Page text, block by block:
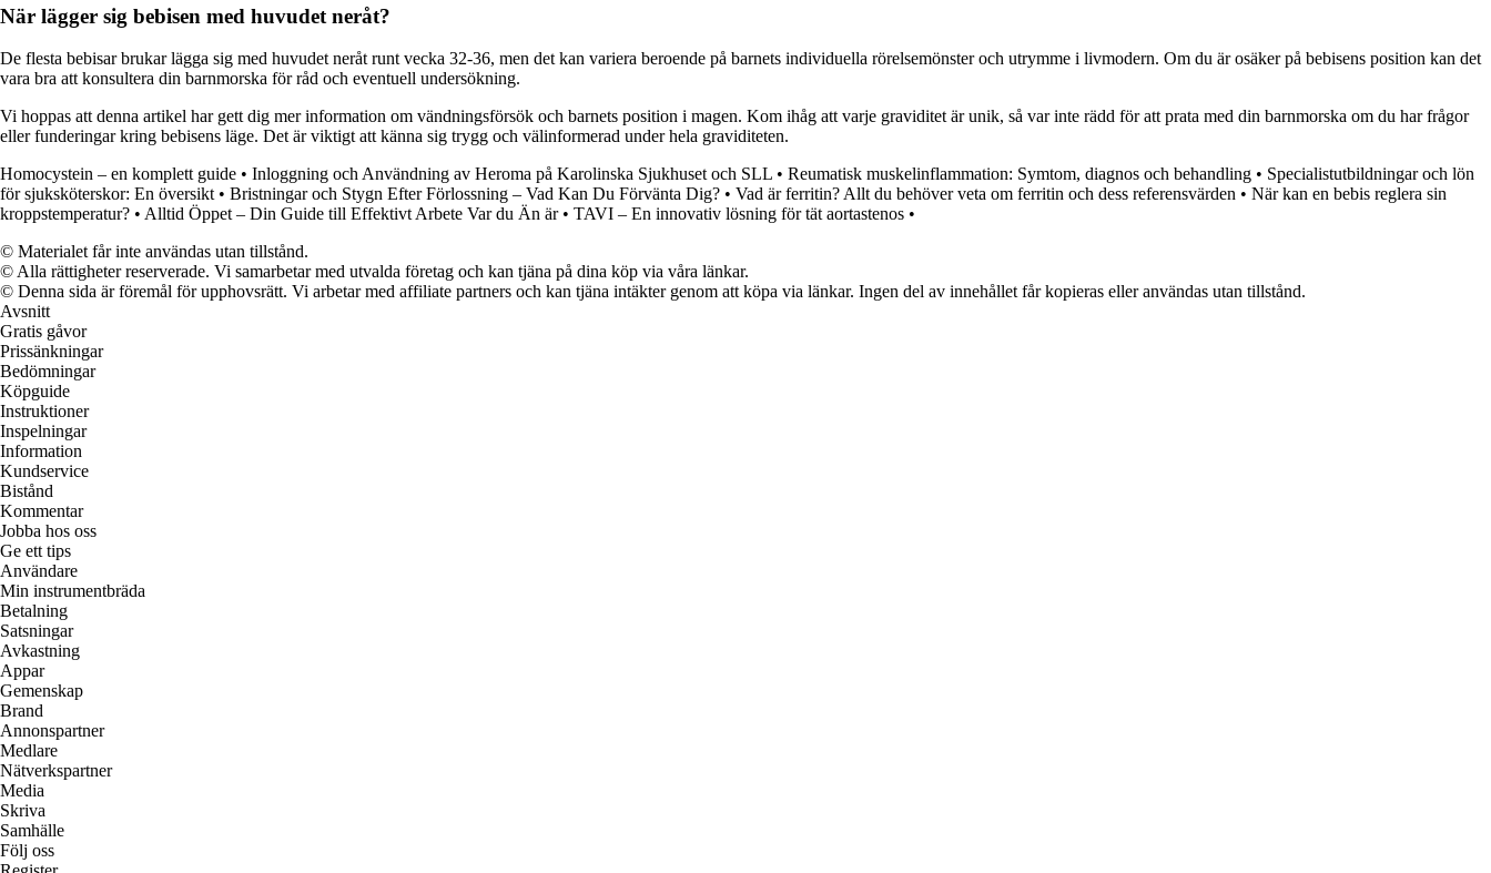
När lägger sig bebisen med huvudet neråt?
De flesta bebisar brukar lägga sig med huvudet neråt runt vecka 32-36, men det kan variera beroende på barnets individuella rörelsemönster och utrymme i livmodern. Om du är osäker på bebisens position kan det
vara bra att konsultera din barnmorska för råd och eventuell undersökning.
Vi hoppas att denna artikel har gett dig mer information om vändningsförsök och barnets position i magen. Kom ihåg att varje graviditet är unik, så var inte rädd för att prata med din barnmorska om du har frågor
eller funderingar kring bebisens läge. Det är viktigt att känna sig trygg och välinformerad under hela graviditeten.
Homocystein – en komplett guide • Inloggning och Användning av Heroma på Karolinska Sjukhuset och SLL • Reumatisk muskelinflammation: Symtom, diagnos och behandling • Specialistutbildningar och lön
för sjuksköterskor: En översikt • Bristningar och Stygn Efter Förlossning – Vad Kan Du Förvänta Dig? • Vad är ferritin? Allt du behöver veta om ferritin och dess referensvärden • När kan en bebis reglera sin
kroppstemperatur? • Alltid Öppet – Din Guide till Effektivt Arbete Var du Än är• TAVI – En innovativ lösning för tät aortastenos •
© Materialet får inte användas utan tillstånd.
© Alla rättigheter reserverade. Vi samarbetar med utvalda företag och kan tjäna på dina köp via våra länkar.
© Denna sida är föremål för upphovsrätt. Vi arbetar med affiliate partners och kan tjäna intäkter genom att köpa via länkar. Ingen del av innehållet får kopieras eller användas utan tillstånd.
Avsnitt
Gratis gåvor
Prissänkningar
Bedömningar
Köpguide
Instruktioner
Inspelningar
Information
Kundservice
Bistånd
Kommentar
Jobba hos oss
Ge ett tips
Användare
Min instrumentbräda
Betalning
Satsningar
Avkastning
Appar
Gemenskap
Brand
Annonspartner
Medlare
Nätverkspartner
Media
Skriva
Samhälle
Följ oss